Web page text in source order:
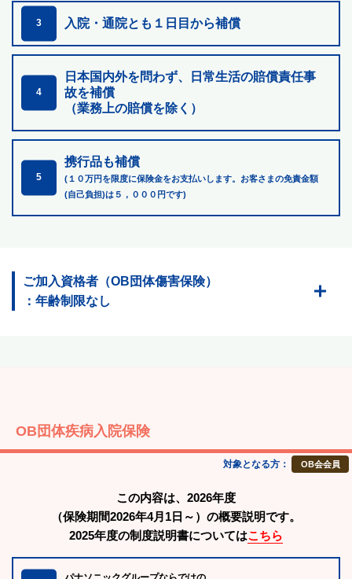
3 入院・通院とも１日目から補償
4
日本国内外を問わず、日常生活の賠償責任事
故を補償
（業務上の賠償を除く）
5
携行品も補償
(１０万円を限度に保険金をお支払いします。お客さまの免責金額
(自己負担)は５，０００円です)
ご加入資格者（OB団体傷害保険）
：年齢制限なし
OB団体疾病入院保険
対象となる方： OB会会員
この内容は、2026年度
（保険期間2026年4月1日～）の概要説明です。
2025年度の制度説明書についてはこちら